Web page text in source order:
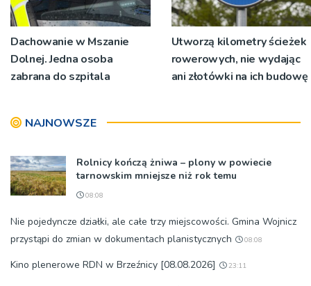
Dachowanie w Mszanie
Dolnej. Jedna osoba
zabrana do szpitala
Utworzą kilometry ścieżek
rowerowych, nie wydając
ani złotówki na ich budowę
NAJNOWSZE
Rolnicy kończą żniwa – plony w powiecie
tarnowskim mniejsze niż rok temu
08:08
Nie pojedyncze działki, ale całe trzy miejscowości. Gmina Wojnicz
przystąpi do zmian w dokumentach planistycznych
08:08
Kino plenerowe RDN w Brzeźnicy [08.08.2026] 23:11